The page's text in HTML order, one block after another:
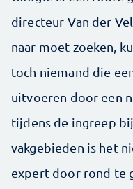
directeur Van der
naar moet zoeken,
toch niemand die
uitvoeren door een
tijdens de ingreep
vakgebieden is het
expert door rond te